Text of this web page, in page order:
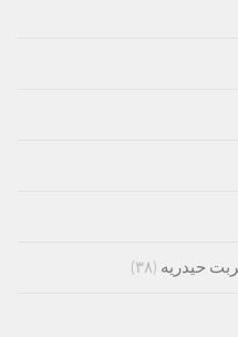
حیدریه (۳۸)